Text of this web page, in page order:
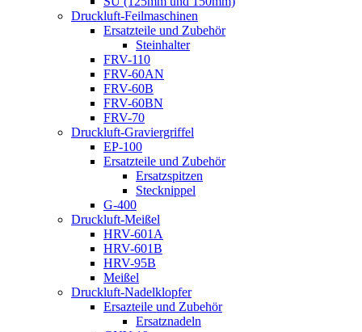
Druckluft-Feilmaschinen
Ersatzteile und Zubehör
Steinhalter
FRV-110
FRV-60AN
FRV-60B
FRV-60BN
FRV-70
Druckluft-Graviergriffel
EP-100
Ersatzteile und Zubehör
Ersatzspitzen
Stecknippel
G-400
Druckluft-Meißel
HRV-601A
HRV-601B
HRV-95B
Meißel
Druckluft-Nadelklopfer
Ersazteile und Zubehör
Ersatznadeln